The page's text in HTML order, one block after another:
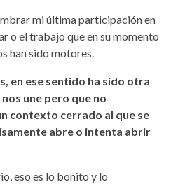
mi última participación en
o el trabajo que en su momento
han sido motores.
en ese sentido ha sido otra
une pero que no
contexto cerrado al que se
abre o intenta abrir
eso es lo bonito y lo